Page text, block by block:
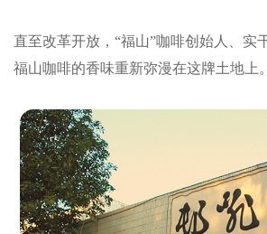
直至改革开放，“福山”咖啡创始人、实
福山咖啡的香味重新弥漫在这牌土地上。